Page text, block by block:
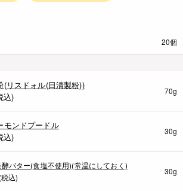
20個
(リスドォル(日清製粉))
込)
70g
モンドプードル
込)
30g
バター(食塩不使用)(常温にしておく)
込)
30g